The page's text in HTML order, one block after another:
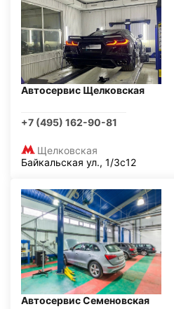
Автосервис Щелковская
+7 (495) 162-90-81
Щелковская
Байкальская ул., 1/3с12
Автосервис Семеновская